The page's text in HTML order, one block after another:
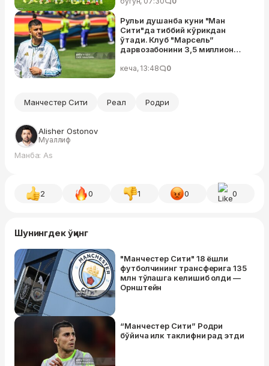
Рульи душанба куни "Ман
Сити"да тиббий кўрикдан
ўтади. Клуб "Марсель”
дарвозабонини 3,5 миллион
кеча, 13:48 0
Манчестер Сити Реал Родри
Alisher Ostonov
Муаллиф
Манба: As
2 0 1 0 0
Шунингдек ўқинг
"Манчестер Сити" 18 ёшли
футболчининг трансферига 135
млн тўлашга келишиб олди —
Орнштейн
“Манчестер Сити” Родри
бўйича илк таклифни рад этди